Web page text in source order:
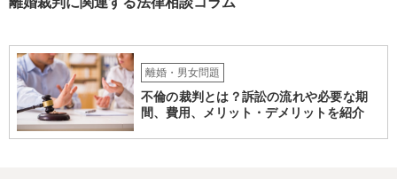
離婚・男女問題
不倫の裁判とは？訴訟の流れや必要な期
間、費用、メリット・デメリットを紹介